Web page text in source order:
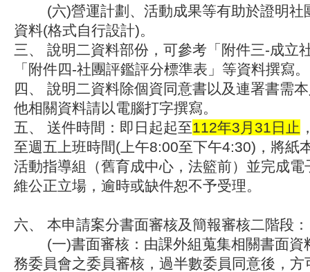
(六)營運計劃、活動成果等有助於證明社
資料(格式自行設計)。
三、 說明二資料部份，可參考「附件三-成立
「附件四-社團評鑑評分標準表」等資料撰寫。
四、 說明二資料除個資同意書以及連署書需
他相關資料請以電腦打字撰寫。
五、 送件時間：即日起起至112年3月31日止
至週五上班時間(上午8:00至下午4:30)，將紙
活動指導組（舊育成中心，法籃前）並完成電
維公正立場，逾時或缺件恕不予受理。
六、 本申請案分書面審核及簡報審核二階段：
(一)書面審核：由課外組蒐集相關書面資
務委員會之委員審核，過半數委員同意後，方